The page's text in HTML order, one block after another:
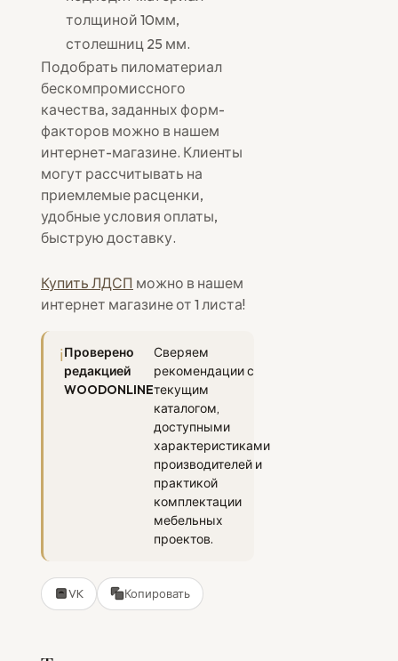
толщиной 10мм,
столешниц 25 мм.
Подобрать пиломатериал
бескомпромиссного
качества, заданных форм-
факторов можно в нашем
интернет-магазине. Клиенты
могут рассчитывать на
приемлемые расценки,
удобные условия оплаты,
быструю доставку.
Купить ЛДСП можно в нашем
интернет магазине от 1 листа!
Проверено
редакцией
WOODONLINE
Сверяем
рекомендации с
текущим
каталогом,
доступными
характеристиками
производителей и
практикой
комплектации
мебельных
проектов.
VK Копировать